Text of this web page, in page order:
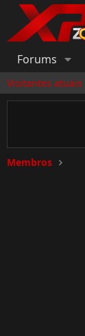
Forums
Visitantes atuais
Membros